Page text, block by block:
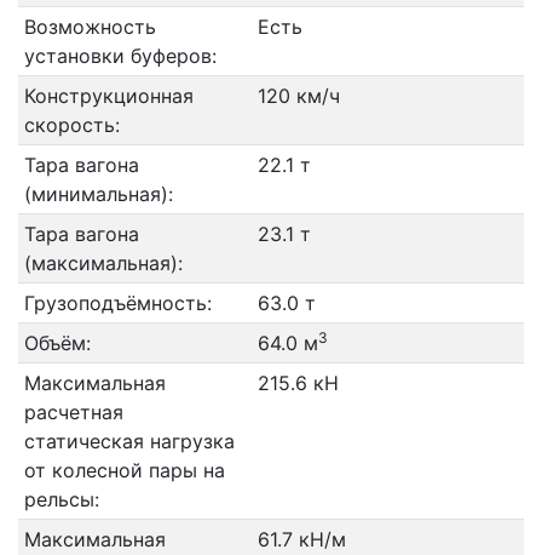
Возможность
установки буферов:
Есть
Конструкционная
скорость:
120 км/ч
Тара вагона
(минимальная):
22.1 т
Тара вагона
(максимальная):
23.1 т
Грузоподъёмность:
63.0 т
Объём:
64.0 м3
Максимальная
расчетная
статическая нагрузка
от колесной пары на
рельсы:
215.6 кН
Максимальная
61.7 кН/м